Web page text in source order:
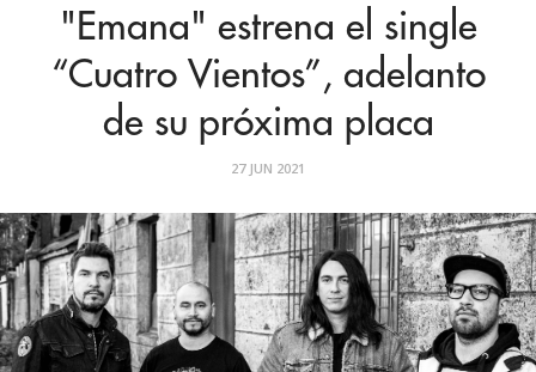
"Emana" estrena el single
“Cuatro Vientos”, adelanto
de su próxima placa
27 JUN 2021